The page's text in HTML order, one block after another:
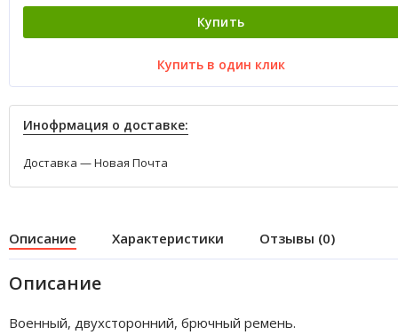
Купить
Купить в один клик
Инофрмация о доставке:
Доставка — Новая Почта
Описание Характеристики Отзывы (0)
Описание
Военный, двухсторонний, брючный ремень.